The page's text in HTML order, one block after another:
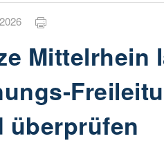
Mittelrhein
überprüfen